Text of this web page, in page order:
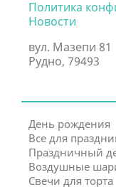
Политика
Новости
вул. Мазепи 81
Рудно, 79493
День рождения
Все для
Праздничный
Воздушные
Свечи для торта